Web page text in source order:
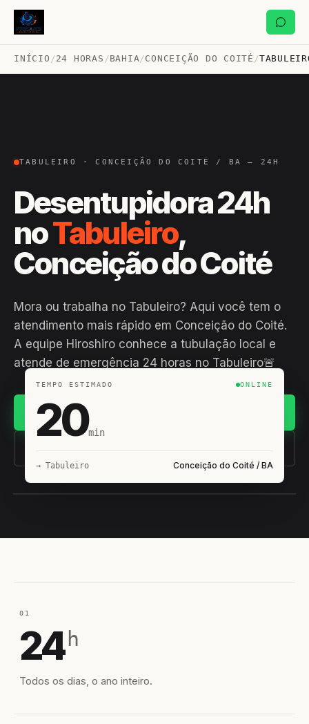
INÍCIO /24 HORAS /BAHIA/CONCEIÇÃO DO COITÉ /
TABULEIRO · CONCEIÇÃO DO COITÉ / BA — 24H
Desentupidora 24h
noTabuleiro,
Conceição do Coité
Mora ou trabalha no Tabuleiro? Aqui você tem o
atendimento mais rápido em Conceição do Coité.
A equipe Hiroshiro conhece a tubulação local e
atende de emergência 24 horas no Tabuleiro🚨
(11) 93407-8838
TEMPO ESTIMADO ONLINE
20min
→ Tabuleiro Conceição do Coité / BA
01
24 h
Todos os dias, o ano inteiro.